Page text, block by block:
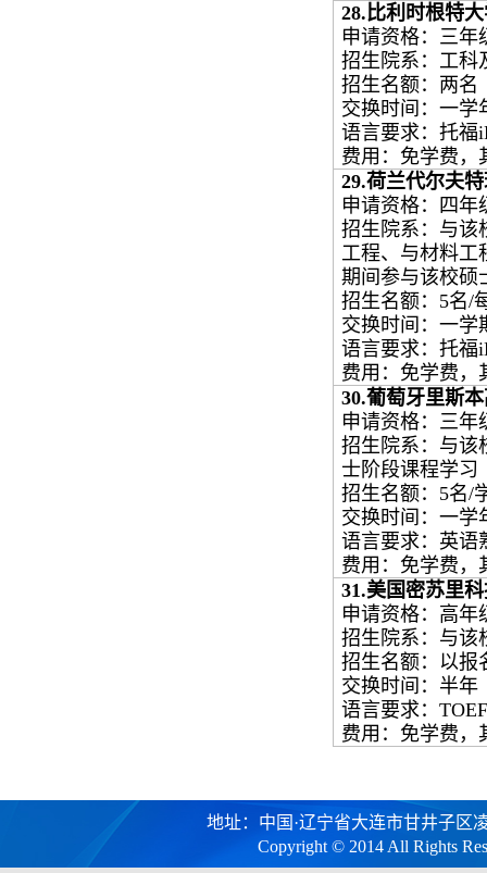
28.比利时根特
申请资格：三年
招生院系：工科
招生名额：两名
交换时间：一学
语言要求：托福
费用：免学费，
29.荷兰代尔夫
申请资格：四年
招生院系：与该
工程、与材料工
期间参与该校硕
招生名额： 5名/
交换时间：一学
语言要求：托福
费用：免学费，
30.葡萄牙里斯
申请资格：三年
招生院系：与该
士阶段课程学习
招生名额： 5名/
交换时间：一学
语言要求：英语
费用：免学费，
31.美国密苏里
申请资格：高年
招生院系：与该
招生名额：以报
交换时间：半年
语言要求：
费用：免学费，
地址：中国·辽宁省大连市甘井子区
Copyright © 2014 All Rights